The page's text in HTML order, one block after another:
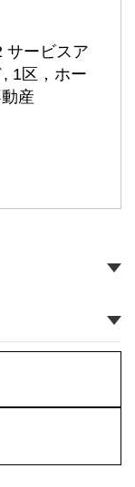
サービスア
1区，ホー
産